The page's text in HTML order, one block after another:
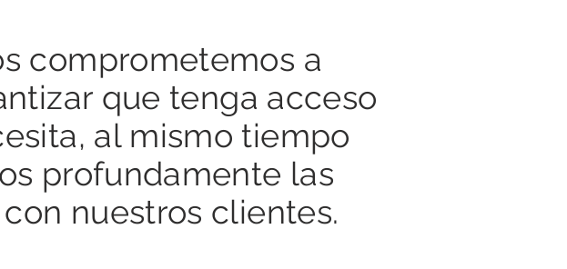
comprometemos a
que tenga acceso
al mismo tiempo
profundamente las
nuestros clientes.